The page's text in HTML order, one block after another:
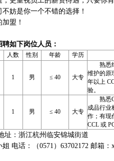
妨是你一个不错的选择！
盟！
如下岗位人员：
人数 性别 年龄 学历
1 男 ≤ 40 大专
熟悉绝
维护的原
年以上
验。
1 男 ≤ 40 大专
熟悉
成品行业
作；有现
CCL 或
江杭州临安锦城街道
话：（0571）63702172 邮箱：